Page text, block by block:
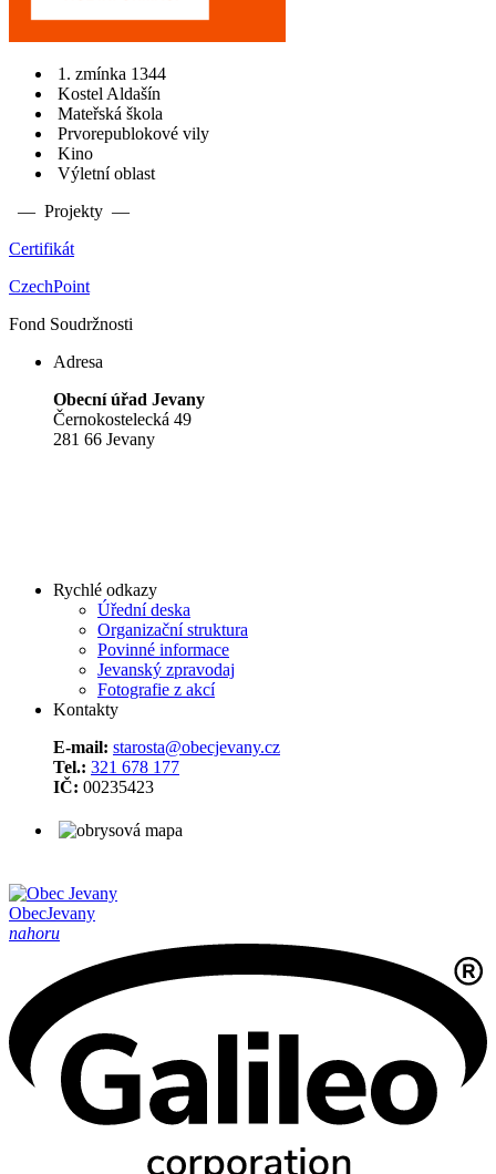
1. zmínka 1344
Kostel Aldašín
Mateřská škola
Prvorepublokové vily
Kino
Výletní oblast
— Projekty —
Certifikát
CzechPoint
Fond Soudržnosti
Adresa
Obecní úřad Jevany
Černokostelecká 49
281 66 Jevany
Rychlé odkazy
Úřední deska
Organizační struktura
Povinné informace
Jevanský zpravodaj
Fotografie z akcí
Kontakty
E-mail: starosta@obecjevany.cz
Tel.: 321 678 177
IČ: 00235423
ObecJevany
nahoru